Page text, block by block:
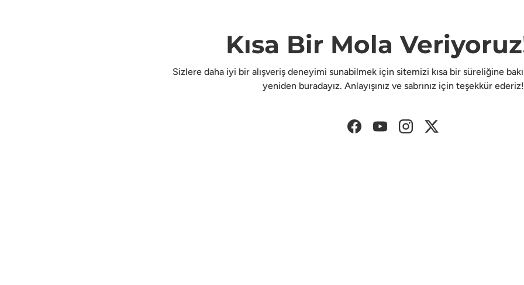
Kısa Bir Mola
Sizlere daha iyi bir alışveriş deneyimi sunabilmek için sitemizi kısa bir süreliğine
yeniden buradayız. Anlayışınız ve sabrınız için teşekkür ederiz!
FacebookYouTubeInstagramTwitter